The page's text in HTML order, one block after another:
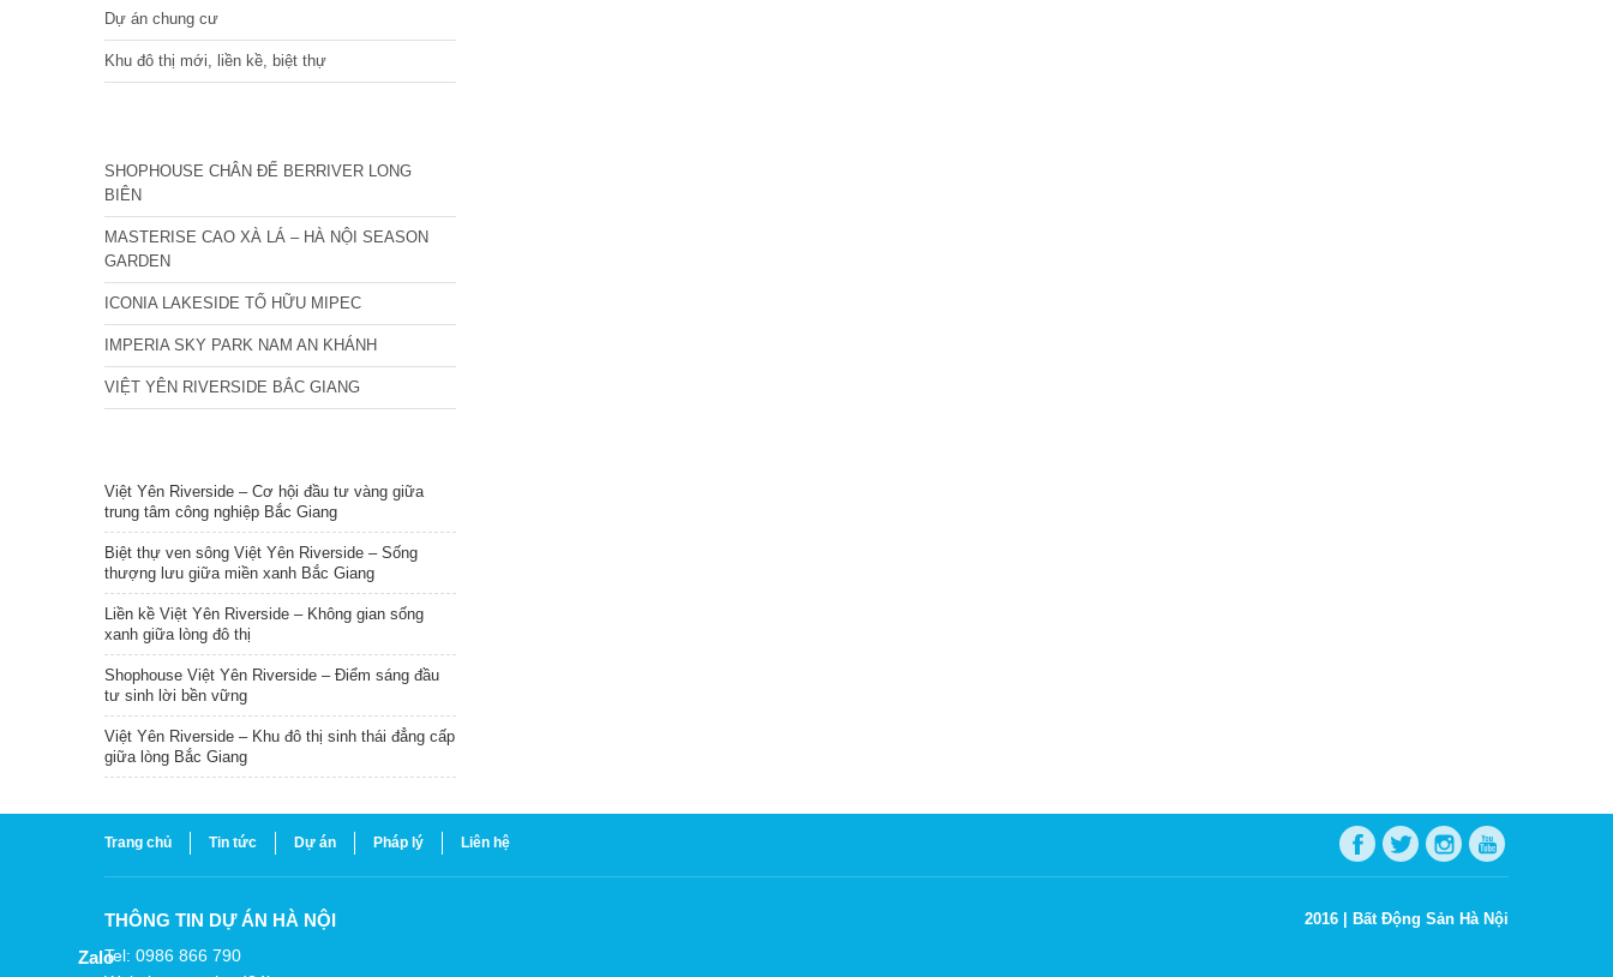
Dự án chung cư
Khu đô thị mới, liền kề, biệt thự
SHOPHOUSE CHÂN ĐẾ BERRIVER LONG
BIÊN
MASTERISE CAO XÀ LÁ – HÀ NỘI SEASON
GARDEN
ICONIA LAKESIDE TỐ HỮU MIPEC
IMPERIA SKY PARK NAM AN KHÁNH
VIỆT YÊN RIVERSIDE BẮC GIANG
Việt Yên Riverside – Cơ hội đầu tư vàng giữa
trung tâm công nghiệp Bắc Giang
Biệt thự ven sông Việt Yên Riverside – Sống
thượng lưu giữa miền xanh Bắc Giang
Liền kề Việt Yên Riverside – Không gian sống
xanh giữa lòng đô thị
Shophouse Việt Yên Riverside – Điểm sáng đầu
tư sinh lời bền vững
Việt Yên Riverside – Khu đô thị sinh thái đẳng cấp
giữa lòng Bắc Giang
Trang chủ Tin tức Dự án Pháp lý Liên hệ
THÔNG TIN DỰ ÁN HÀ NỘI
Tel: 0986 866 790
2016 | Bất Động Sản Hà Nội
Zalo